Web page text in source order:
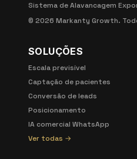
Sistema de Alavancagem
© 2026 Markanty Growth.
SOLUÇÕES
Escala previsível
Captação de pacientes
Conversão de leads
Posicionamento
IA comercial WhatsApp
Ver todas →